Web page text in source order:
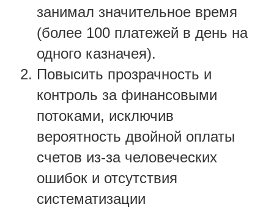
занимал значительное время
(более 100 платежей в день на
одного казначея).
Повысить прозрачность и
контроль за финансовыми
потоками, исключив
вероятность двойной оплаты
счетов из-за человеческих
ошибок и отсутствия
систематизации